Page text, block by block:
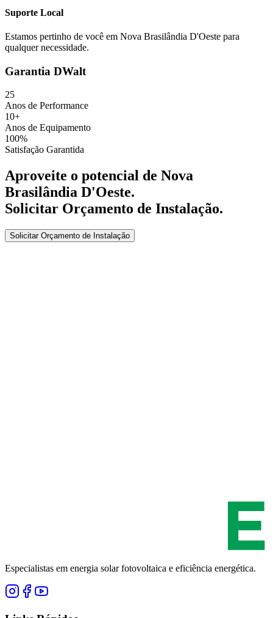
Suporte Local
Estamos pertinho de você em Nova Brasilândia D'Oeste para
qualquer necessidade.
Garantia DWalt
25
Anos de Performance
10+
Anos de Equipamento
100%
Satisfação Garantida
Aproveite o potencial de Nova
Brasilândia D'Oeste.
Solicitar Orçamento de Instalação.
Solicitar Orçamento de Instalação
Especialistas em energia solar fotovoltaica e eficiência energética.